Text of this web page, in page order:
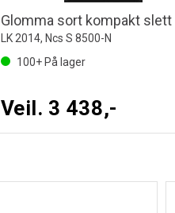
Glomma sort kompakt slett
LK 2014, Ncs S 8500-N
100+På lager
Veil. 3 438,-